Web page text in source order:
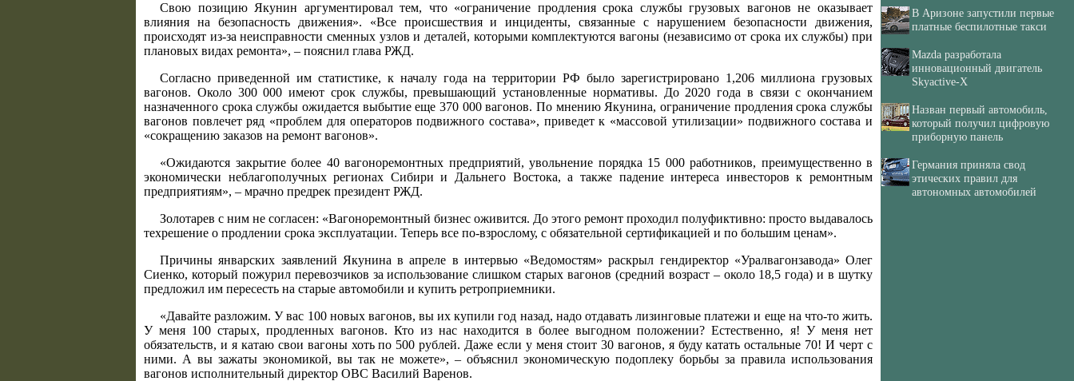
Свою позицию Якунин аргументировал тем, что «ограничение продления срока службы грузовых вагонов не оказывает
влияния на безопасность движения». «Все происшествия и инциденты, связанные с нарушением безопасности движения,
происходят из-за неисправности сменных узлов и деталей, которыми комплектуются вагоны (независимо от срока их службы) при
плановых видах ремонта», – пояснил глава РЖД.
Согласно приведенной им статистике, к началу года на территории РФ было зарегистрировано 1,206 миллиона грузовых
вагонов. Около 300 000 имеют срок службы, превышающий установленные нормативы. До 2020 года в связи с окончанием
назначенного срока службы ожидается выбытие еще 370 000 вагонов. По мнению Якунина, ограничение продления срока службы
вагонов повлечет ряд «проблем для операторов подвижного состава», приведет к «массовой утилизации» подвижного состава и
«сокращению заказов на ремонт вагонов».
«Ожидаются закрытие более 40 вагоноремонтных предприятий, увольнение порядка 15 000 работников, преимущественно в
экономически неблагополучных регионах Сибири и Дальнего Востока, а также падение интереса инвесторов к ремонтным
предприятиям», – мрачно предрек президент РЖД.
Золотарев с ним не согласен: «Вагоноремонтный бизнес оживится. До этого ремонт проходил полуфиктивно: просто выдавалось
техрешение о продлении срока эксплуатации. Теперь все по-взрослому, с обязательной сертификацией и по большим ценам».
Причины январских заявлений Якунина в апреле в интервью «Ведомостям» раскрыл гендиректор «Уралвагонзавода» Олег
Сиенко, который пожурил перевозчиков за использование слишком старых вагонов (средний возраст – около 18,5 года) и в шутку
предложил им пересесть на старые автомобили и купить ретроприемники.
«Давайте разложим. У вас 100 новых вагонов, вы их купили год назад, надо отдавать лизинговые платежи и еще на что-то жить.
У меня 100 старых, продленных вагонов. Кто из нас находится в более выгодном положении? Естественно, я! У меня нет
обязательств, и я катаю свои вагоны хоть по 500 рублей. Даже если у меня стоит 30 вагонов, я буду катать остальные 70! И черт с
ними. А вы зажаты экономикой, вы так не можете», – объяснил экономическую подоплеку борьбы за правила использования
вагонов исполнительный директор ОВС Василий Варенов.
В Аризоне запустили первые
платные беспилотные такси
Mazda разработала
инновационный двигатель
Skyactive-X
Назван первый автомобиль,
который получил цифровую
приборную панель
Германия приняла свод
этических правил для
автономных автомобилей